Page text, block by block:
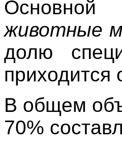
Основной
животные
долю
приходится
В общем
70%